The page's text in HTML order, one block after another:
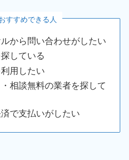
すすめできる人
から問い合わせがしたい
している
用したい
相談無料の業者を探して
で支払いがしたい